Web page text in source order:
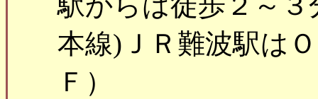
本線)ＪＲ難波駅は
Ｆ）